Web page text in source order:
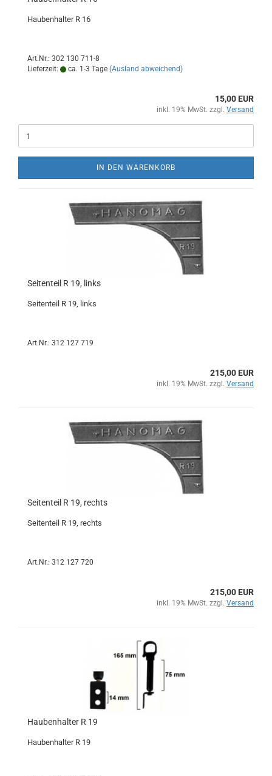
Haubenhalter R 16
Art.Nr.: 302 130 711-8
Lieferzeit:
ca. 1-3 Tage (Ausland abweichend)
15,00 EUR
inkl. 19% MwSt. zzgl. Versand
IN DEN WARENKORB
Seitenteil R 19, links
Seitenteil R 19, links
Art.Nr.: 312 127 719
215,00 EUR
inkl. 19% MwSt. zzgl. Versand
Seitenteil R 19, rechts
Seitenteil R 19, rechts
Art.Nr.: 312 127 720
215,00 EUR
inkl. 19% MwSt. zzgl. Versand
Haubenhalter R 19
Haubenhalter R 19